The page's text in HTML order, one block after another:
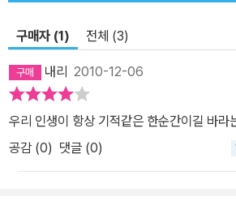
가 원하는 모습으로 돌아가라. 편성실에 와
다름 아닌 방송을 떠나겠다고, 마침 오라는 대
고 싶다는 대답이었다. - 주철환, <미련과 도전 사이>에서 그의 뇌리
에 깊이 각인된 인생의 한순간은 그가 멈칫하
오지 않았을 것이다. 인생을 바꿔 줄 상황은
있다. 그러나 그 기회를 잡기 위해서는 손을
구매자 (1) 전체 (3)
내리 2010-12-06
우리 인생이 항상 기적같은 한순간이길 바라
공감 (0) 댓글 (0)